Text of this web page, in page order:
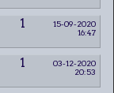
1
15-09-2020
16:47
1
03-12-2020
20:53